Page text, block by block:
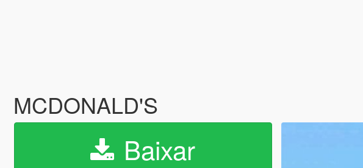
MCDONALD'S
Baixar